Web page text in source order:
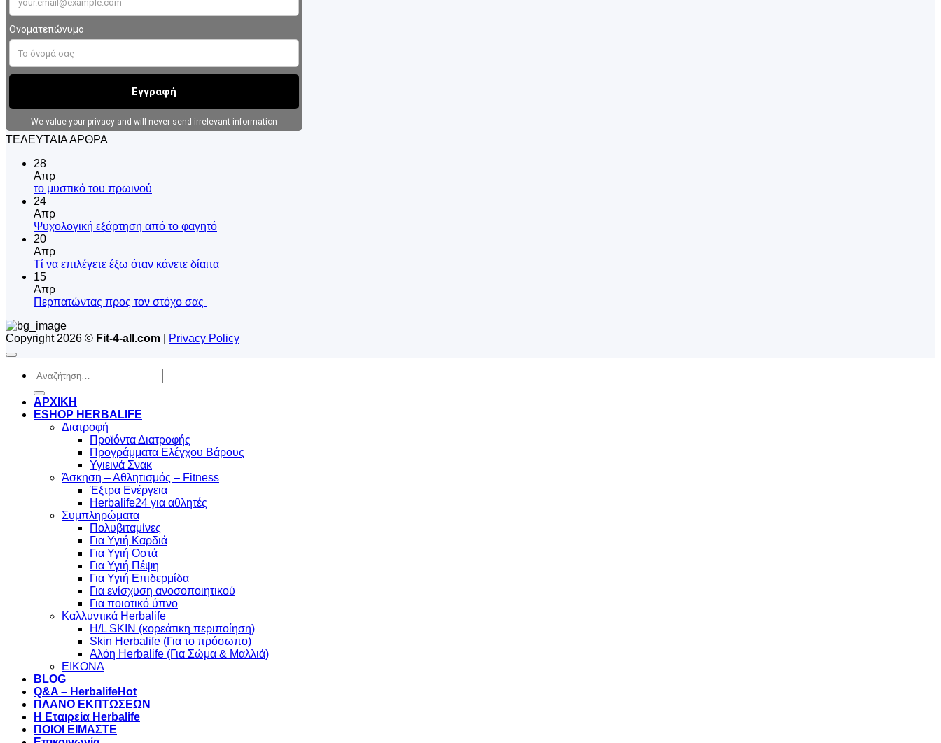
ΤΕΛΕΥΤΑΙΑ ΑΡΘΡΑ
28
Απρ
το μυστικό του πρωινού
στο
του
24
Απρ
Ψυχολογική εξάρτηση από το φαγητόΔεν
στο
20
Απρ
Tί να επιλέγετε έξω όταν κάνετε δίαιταΔεν
επιλέγετε
15
Απρ
Περπατώντας προς τον στόχο σας
στο
Copyright 2026 © Fit-4-all.com Privacy Policy
Αναζήτηση
για:
ΑΡΧΙΚΗ
ESHOP HERBALIFE
Διατροφή
Προϊόντα Διατροφής
Προγράμματα Ελέγχου Βάρους
Υγιεινά Σνακ
Άσκηση – Αθλητισμός – Fitness
Έξτρα Ενέργεια
Herbalife24 για αθλητές
Συμπληρώματα
Πολυβιταμίνες
Για Υγιή Καρδιά
Για Υγιή Οστά
Για Υγιή Πέψη
Για Υγιή Επιδερμίδα
Για ενίσχυση ανοσοποιητικού
Για ποιοτικό ύπνο
Καλλυντικά Herbalife
H/L SKIN (κορεάτικη περιποίηση)
Skin Herbalife (Για το πρόσωπο)
Αλόη Ηerbalife (Για Σώμα & Μαλλιά)
ΕΙΚΟΝΑ
BLOG
Q&A – Herbalife
ΠΛΑΝΟ ΕΚΠΤΩΣΕΩΝ
Η Εταιρεία Herbalife
ΠΟΙΟΙ ΕΙΜΑΣΤΕ